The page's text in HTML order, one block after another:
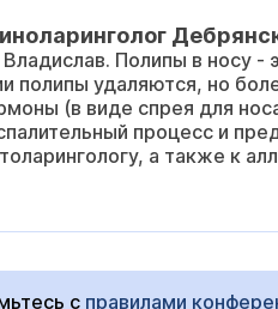
Полипы в носу -
полипы удаляются, но
(в виде спрея для
процесс и
а также к
с правилами